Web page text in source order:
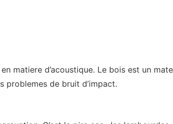
matiere d’acoustique. Le bois est un
problemes de bruit d’impact.